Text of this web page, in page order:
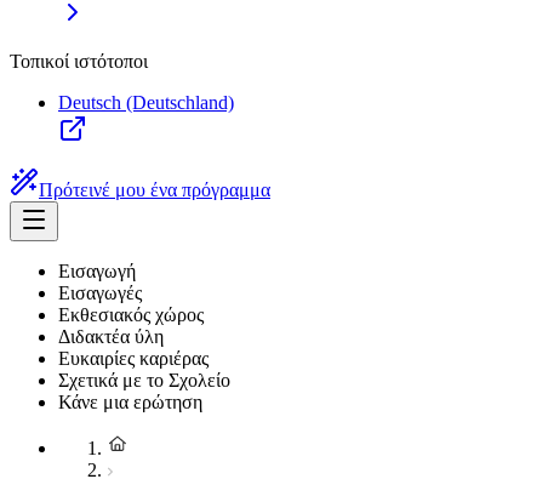
Τοπικοί ιστότοποι
Deutsch (Deutschland)
Πρότεινέ μου ένα πρόγραμμα
Εισαγωγή
Εισαγωγές
Εκθεσιακός χώρος
Διδακτέα ύλη
Ευκαιρίες καριέρας
Σχετικά με το Σχολείο
Κάνε μια ερώτηση